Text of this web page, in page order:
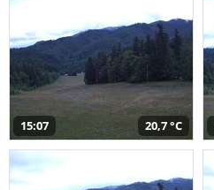
15:07 20,7 °C